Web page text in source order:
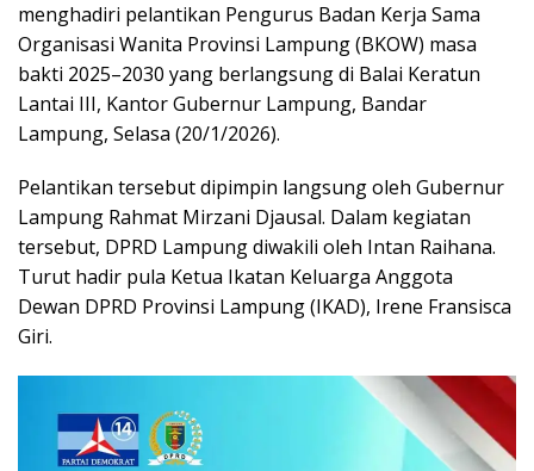
menghadiri pelantikan Pengurus Badan Kerja Sama
Organisasi Wanita Provinsi Lampung(BKOW) masa
bakti 2025–2030 yang berlangsung di Balai Keratun
Lantai III, Kantor Gubernur Lampung, Bandar
Lampung, Selasa (20/1/2026).
Pelantikan tersebut dipimpin langsung oleh Gubernur
Lampung Rahmat Mirzani Djausal. Dalam kegiatan
tersebut, DPRD Lampung diwakili oleh Intan Raihana.
Turut hadir pula Ketua Ikatan Keluarga Anggota
Dewan DPRD Provinsi Lampung(IKAD), Irene Fransisca
Giri.